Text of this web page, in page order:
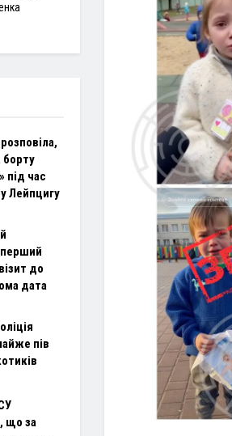
борту
під час
Лейпцигу
до
дата
пів
що за